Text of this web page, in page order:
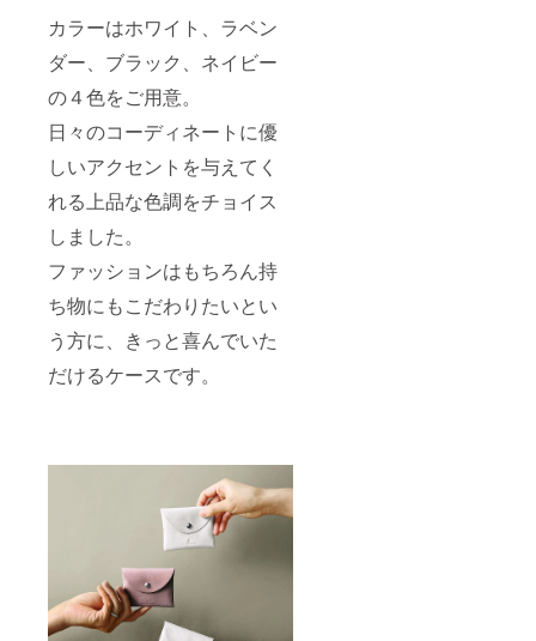
カラーはホワイト、ラベン
ダー、ブラック、ネイビー
の４色をご用意。
日々のコーディネートに優
しいアクセントを与えてく
れる上品な色調をチョイス
しました。
ファッションはもちろん持
ち物にもこだわりたいとい
う方に、きっと喜んでいた
だけるケースです。